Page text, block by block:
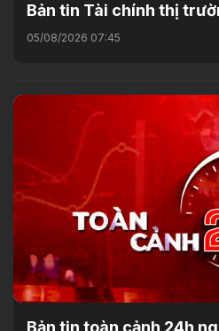
Bản tin Tài chính thị
05/08/2026 07:45
Bản tin toàn cảnh 24h